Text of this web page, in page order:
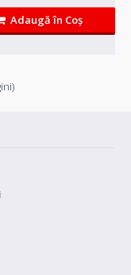
/ 75Kw zi
Adaugă în Coş